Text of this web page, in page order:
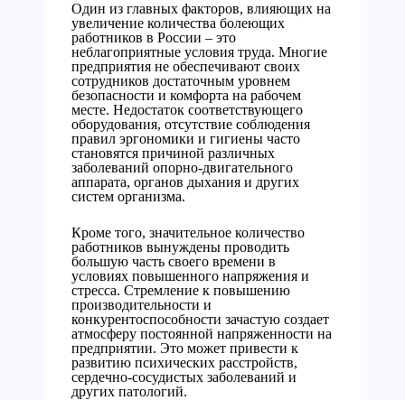
Один из главных факторов, влияющих на
увеличение количества болеющих
работников в России – это
неблагоприятные условия труда. Многие
предприятия не обеспечивают своих
сотрудников достаточным уровнем
безопасности и комфорта на рабочем
месте. Недостаток соответствующего
оборудования, отсутствие соблюдения
правил эргономики и гигиены часто
становятся причиной различных
заболеваний опорно-двигательного
аппарата, органов дыхания и других
систем организма.
Кроме того, значительное количество
работников вынуждены проводить
большую часть своего времени в
условиях повышенного напряжения и
стресса. Стремление к повышению
производительности и
конкурентоспособности зачастую создает
атмосферу постоянной напряженности на
предприятии. Это может привести к
развитию психических расстройств,
сердечно-сосудистых заболеваний и
других патологий.